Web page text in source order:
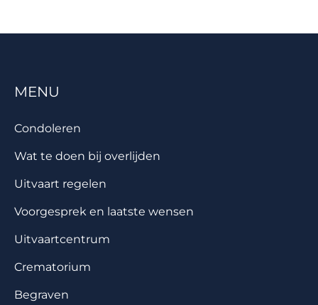
MENU
Condoleren
Wat te doen bij overlijden
Uitvaart regelen
Voorgesprek en laatste wensen
Uitvaartcentrum
Crematorium
Begraven